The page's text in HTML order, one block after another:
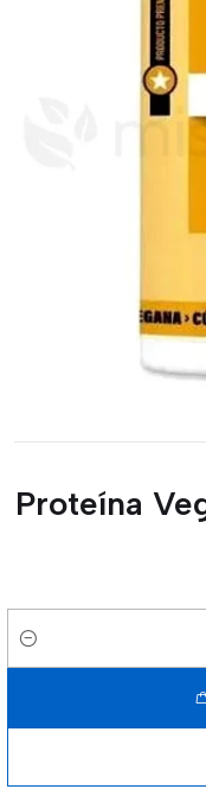
Proteína
Cantidad